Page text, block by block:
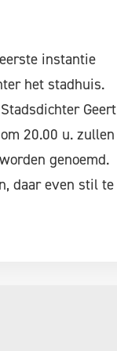
instantie
het stadhuis.
Geert
20.00 u. zullen
genoemd.
daar even stil te